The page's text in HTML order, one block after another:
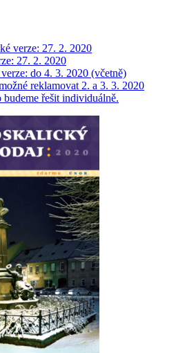
verze: 27. 2. 2020
27. 2. 2020
do 4. 3. 2020 (včetně)
reklamovat 2. a 3. 3. 2020
budeme řešit individuálně.